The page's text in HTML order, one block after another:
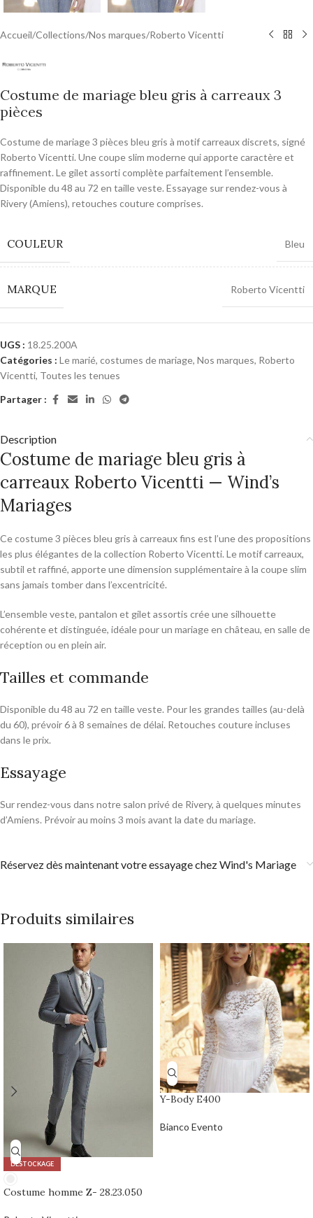
Accueil/Collections/Nos marques/Roberto Vicentti
Costume de mariage bleu gris à carreaux 3
pièces
Costume de mariage 3 pièces bleu gris à motif carreaux discrets, signé
Roberto Vicentti. Une coupe slim moderne qui apporte caractère et
raffinement. Le gilet assorti complète parfaitement l’ensemble.
Disponible du 48 au 72 en taille veste. Essayage sur rendez-vous à
Rivery (Amiens), retouches couture comprises.
COULEUR Bleu
MARQUE Roberto Vicentti
UGS : 18.25.200A
Catégories : Le marié, costumes de mariage, Nos marques, Roberto
Vicentti, Toutes les tenues
Partager :
Description
Costume de mariage bleu gris à
carreaux Roberto Vicentti — Wind’s
Mariages
Ce costume 3 pièces bleu gris à carreaux fins est l’une des propositions
les plus élégantes de la collection Roberto Vicentti. Le motif carreaux,
subtil et raffiné, apporte une dimension supplémentaire à la coupe slim
sans jamais tomber dans l’excentricité.
L’ensemble veste, pantalon et gilet assortis crée une silhouette
cohérente et distinguée, idéale pour un mariage en château, en salle de
réception ou en plein air.
Tailles et commande
Disponible du 48 au 72 en taille veste. Pour les grandes tailles (au-delà
du 60), prévoir 6 à 8 semaines de délai. Retouches couture incluses
dans le prix.
Essayage
Sur rendez-vous dans notre salon privé de Rivery, à quelques minutes
d’Amiens. Prévoir au moins 3 mois avant la date du mariage.
Réservez dès maintenant votre essayage chez Wind's Mariage
Produits similaires
DÉSTOCKAGE
Costume homme Z- 28.23.050
Y-Body E400
Bianco Evento